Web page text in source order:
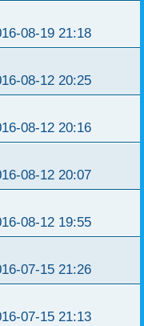
08-19 21:18
08-12 20:25
08-12 20:16
08-12 20:07
08-12 19:55
07-15 21:26
07-15 21:13